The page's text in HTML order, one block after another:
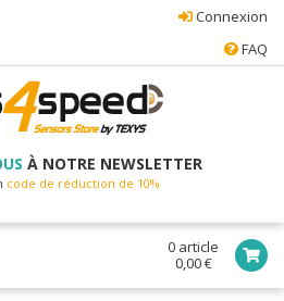
Connexion
FAQ
À NOTRE NEWSLETTER
code de réduction de 10%
0 article
0,00 €